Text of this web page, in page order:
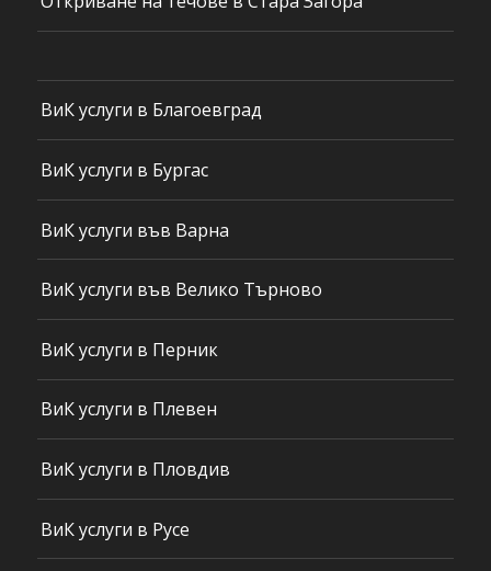
ВиК услуги в Благоевград
ВиК услуги в Бургас
ВиК услуги във Варна
ВиК услуги във Велико Търново
ВиК услуги в Перник
ВиК услуги в Плевен
ВиК услуги в Пловдив
ВиК услуги в Русе